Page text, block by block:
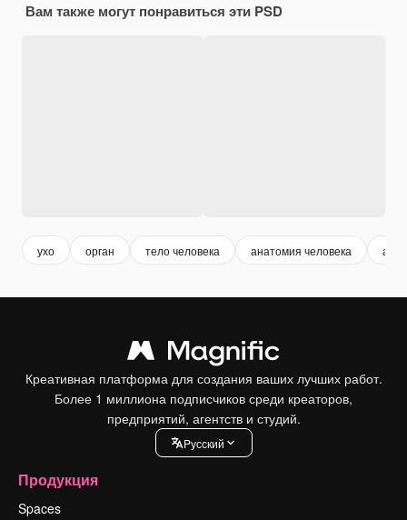
Вам также могут понравиться эти PSD
ухо орган тело человека анатомия человека
Креативная платформа для создания ваших лучших работ.
Более 1 миллиона подписчиков среди креаторов,
предприятий, агентств и студий.
Pусский
Продукция
Spaces